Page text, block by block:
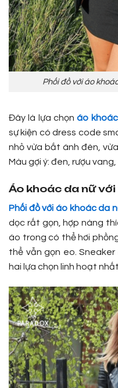
Phối đồ với áo
Đây là lựa chọnáo
sự kiện có dress code
nhỏ vừa bắt ánh đèn,
Màu gợi ý: đen, rượu
Áo khoác da nữ
Phối đồ với áo khoác da
dọc rất gọn, hợp nàng
áo trong có thể hơi
thể vẫn gọn eo.
hai lựa chọn linh hoạt nhất.